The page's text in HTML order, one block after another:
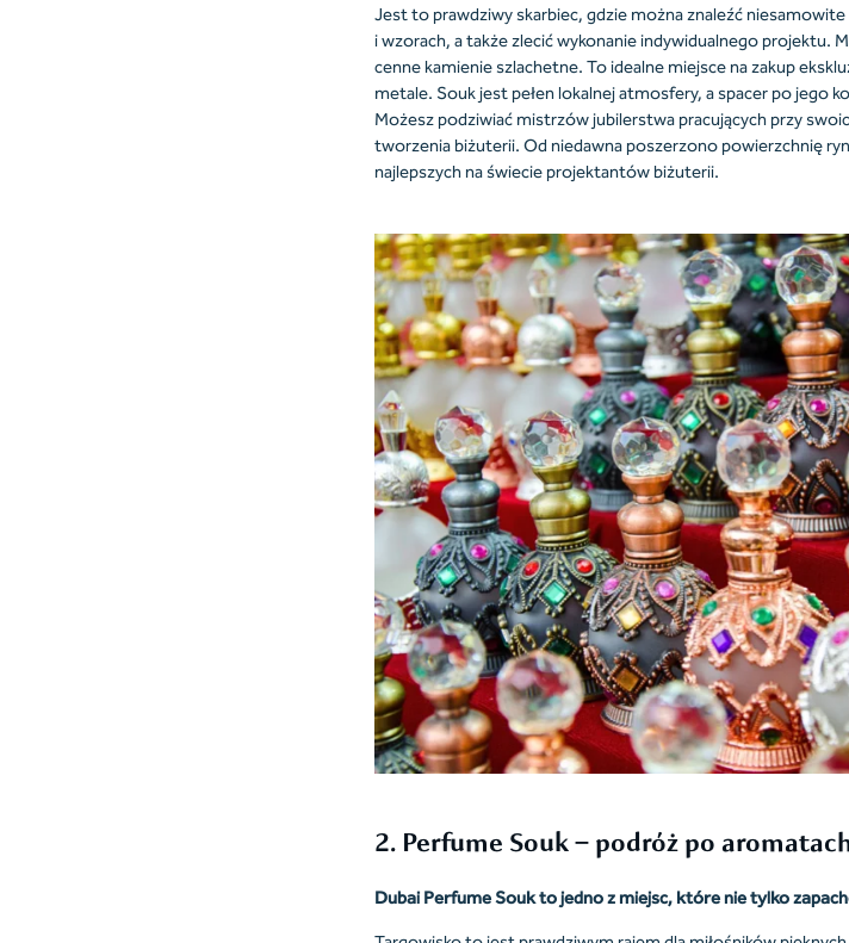
Jest to prawdziwy skarbiec, gdzie można znaleźć
i wzorach, a także zlecić wykonanie indywidualnego projektu.
cenne kamienie szlachetne. To idealne miejsce na zakup
metale. Souk jest pełen lokalnej atmosfery, a spacer po jego
Możesz podziwiać mistrzów jubilerstwa pracujących przy
tworzenia biżuterii. Od niedawna poszerzono powierzchnię
najlepszych na świecie projektantów biżuterii.
2. Perfume Souk – podróż po
Dubai Perfume Souk to jedno z miejsc, które nie tylko